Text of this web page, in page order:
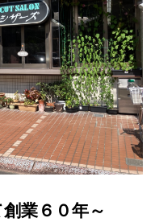
業６０年～